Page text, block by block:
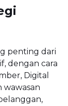
penting dari
dengan cara
Digital
wawasan